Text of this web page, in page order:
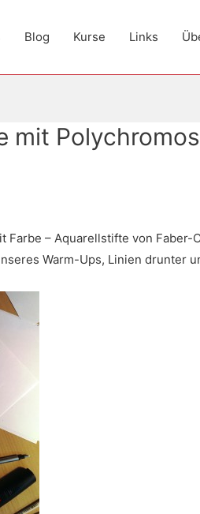
Blog Kurse Links
mit
Farbe – Aquarellstifte von Faber-
Warm-Ups, Linien drunter